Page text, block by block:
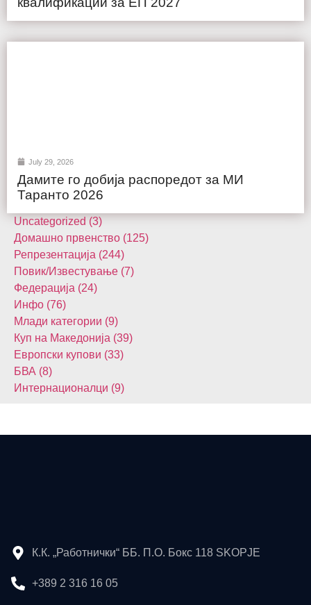
July 29, 2026
Дамите го добија распоредот за МИ
Таранто 2026
Uncategorized (3)
Домашнo првенство (125)
Репрезентација (244)
Повик/Известување (7)
Федерација (24)
Инфо (76)
Млади категории (9)
Куп на Македонија (39)
Европски купови (33)
БВА (8)
Интернационалци (9)
К.К. „Работнички“ ББ. П.О. Бокс 118 SKOPJE
+389 2 316 16 05